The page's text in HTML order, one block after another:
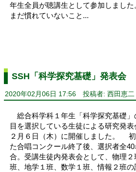
年生全員が聴講生として参加しまし
まだ慣れていないこと...
SSH「科学探究基礎」発表会
2020年02月06日 17:56 投稿者: 西田恵二
総合科学科１年生「科学探究基礎」
目を選択している生徒による研究発
２月６日（木）に開催しました。
た合唱コンクール終了後、選択者全
合。受講生徒内発表会として、物理
班、地学１班、数学１班、情報２班